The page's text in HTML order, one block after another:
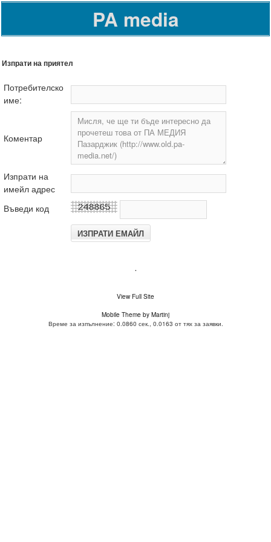
PA media
Изпрати на приятел
Потребителско
име:
Коментар
Изпрати на
имейл адрес
Въведи код
.
View Full Site
Mobile Theme by Martinj
Време за изпълнение: 0.0860 сек., 0.0163 от тях за заявки.